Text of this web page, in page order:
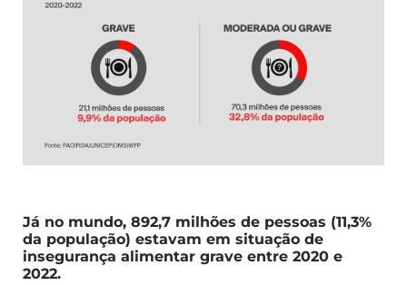
Já no mundo, 892,7 milhões de pessoas (11,3%
da população) estavam em situação de
insegurança alimentar grave entre 2020 e
2022.